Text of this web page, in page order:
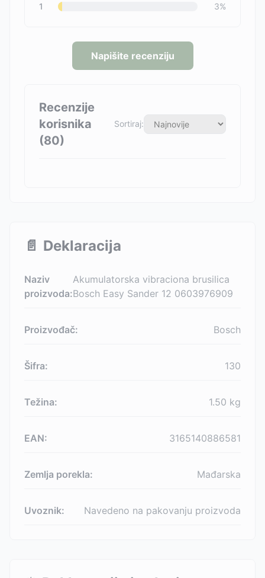
1
3%
Napišite recenziju
Recenzije
korisnika
(80)
Sortiraj:
📄 Deklaracija
Naziv
proizvoda:
Akumulatorska vibraciona brusilica
Bosch Easy Sander 12 0603976909
Proizvođač: Bosch
Šifra: 130
Težina: 1.50 kg
EAN: 3165140886581
Zemlja porekla: Mađarska
Uvoznik: Navedeno na pakovanju proizvoda